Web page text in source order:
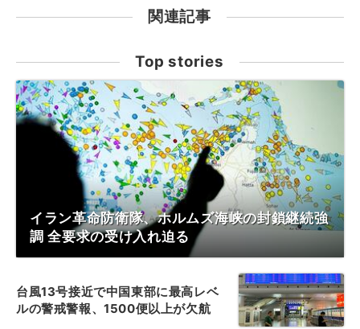
関連記事
Top stories
イラン革命防衛隊、ホルムズ海峡の封鎖継続強
調 全要求の受け入れ迫る
台風13号接近で中国東部に最高レベ
ルの警戒警報、1500便以上が欠航